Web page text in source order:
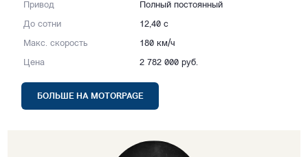
Привод Полный постоянный
До сотни 12,40 с
Макс. скорость 180 км/ч
Цена 2 782 000 руб.
БОЛЬШЕ НА MOTORPAGE